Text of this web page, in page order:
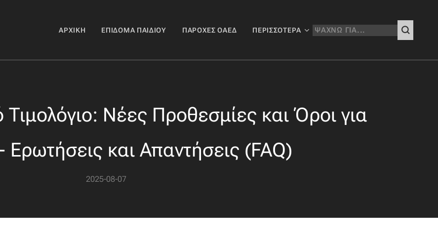
ΑΡΧΙΚΉ ΕΠΊΔΟΜΑ ΠΑΙΔΙΟΎ ΠΑΡΟΧΈΣ ΟΑΕΔ ΠΕΡΙΣΣΌΤΕΡΑ
Τιμολόγιο: Νέες Προθεσμίες και Όροι για
Ερωτήσεις και Απαντήσεις (FAQ)
2025-08-07